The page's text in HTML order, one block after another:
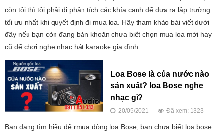
còn tôi thì tôi phải đi phân tích các khía cạnh để đưa ra lập trường
tối ưu nhất khi quyết định đi mua loa. Hãy tham khảo bài viết dưới
đây nếu bạn còn đang băn khoăn chưa biết chọn mua loa mới hay
cũ để chơi nghe nhạc hát karaoke gia đình.
Loa Bose là của nước nào
sản xuất? loa Bose nghe
nhạc gì?
20/05/2021 Đã xem: 1323
Bạn đang tìm hiểu để rmua dòng loa Bose, bạn chưa biết loa bose